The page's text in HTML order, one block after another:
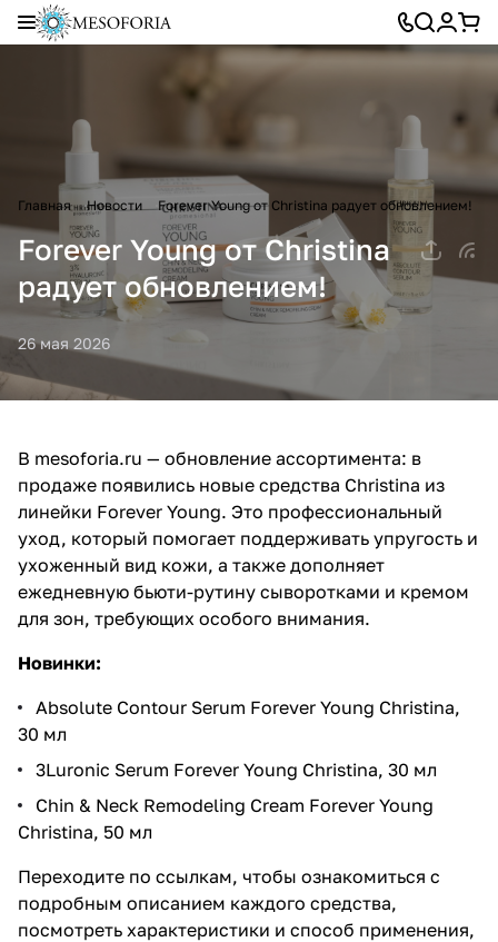
Главная Новости Forever Young от Christina радует обновлением!
Forever Young от Christina
радует обновлением!
26 мая 2026
В mesoforia.ru — обновление ассортимента: в
продаже появились новые средства Christina из
линейки Forever Young. Это профессиональный
уход, который помогает поддерживать упругость и
ухоженный вид кожи, а также дополняет
ежедневную бьюти-рутину сыворотками и кремом
для зон, требующих особого внимания.
Новинки:
Absolute Contour Serum Forever Young Christina,
30 мл
3Luronic Serum Forever Young Christina, 30 мл
Chin & Neck Remodeling Cream Forever Young
Christina, 50 мл
Переходите по ссылкам, чтобы ознакомиться с
подробным описанием каждого средства,
посмотреть характеристики и способ применения,